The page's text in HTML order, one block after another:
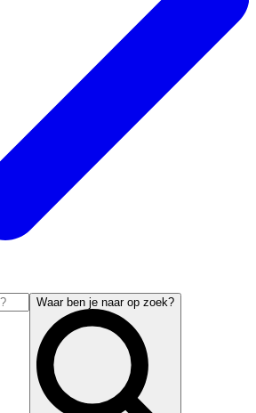
Waar ben je naar op zoek?